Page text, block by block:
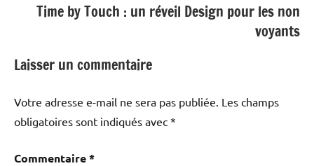
Time by Touch : un réveil Design pour les non
voyants
Laisser un commentaire
Votre adresse e-mail ne sera pas publiée. Les champs
obligatoires sont indiqués avec *
Commentaire*